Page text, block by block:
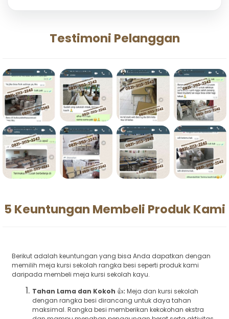
Testimoni Pelanggan
5 Keuntungan Membeli Produk Kami
Berikut adalah keuntungan yang bisa Anda dapatkan dengan
memilih meja kursi sekolah rangka besi seperti produk kami
daripada membeli meja kursi sekolah kayu.
Tahan Lama dan Kokoh 👍: Meja dan kursi sekolah
dengan rangka besi dirancang untuk daya tahan
maksimal. Rangka besi memberikan kekokohan ekstra